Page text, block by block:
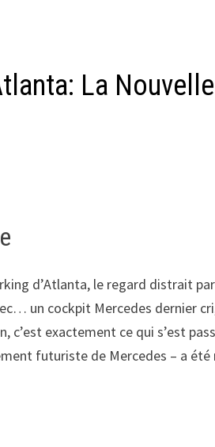
La Nouvelle
d’Atlanta, le regard distrait
un cockpit Mercedes dernier
exactement ce qui s’est
futuriste de Mercedes – a